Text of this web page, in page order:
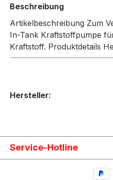
Beschreibung
Artikelbeschreibung Zum
In-Tank Kraftstoffpumpe
Kraftstoff. Produktdetails
Hersteller:
Service-Hotline